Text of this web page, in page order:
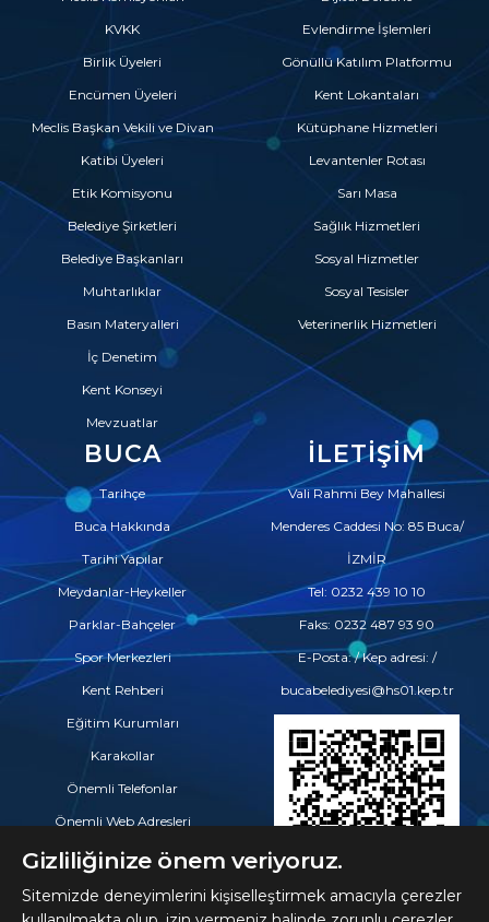
KVKK
Birlik Üyeleri
Encümen Üyeleri
Meclis Başkan Vekili ve Divan
Katibi Üyeleri
Etik Komisyonu
Belediye Şirketleri
Belediye Başkanları
Muhtarlıklar
Basın Materyalleri
İç Denetim
Kent Konseyi
Mevzuatlar
Evlendirme İşlemleri
Gönüllü Katılım Platformu
Kent Lokantaları
Kütüphane Hizmetleri
Levantenler Rotası
Sarı Masa
Sağlık Hizmetleri
Sosyal Hizmetler
Sosyal Tesisler
Veterinerlik Hizmetleri
BUCA
Tarihçe
Buca Hakkında
Tarihi Yapılar
Meydanlar-Heykeller
Parklar-Bahçeler
Spor Merkezleri
Kent Rehberi
Eğitim Kurumları
Karakollar
Önemli Telefonlar
Önemli Web Adresleri
Eczaneler
Hastaneler ve Tıp Merkezleri
İLETIŞIM
Vali Rahmi Bey Mahallesi
Menderes Caddesi No: 85 Buca/
İZMİR
Tel: 0232 439 10 10
Faks: 0232 487 93 90
E-Posta: / Kep adresi: /
bucabelediyesi@hs01.kep.tr
Gizliliğinize önem veriyoruz.
Sitemizde deneyimlerini kişiselleştirmek amacıyla çerezler